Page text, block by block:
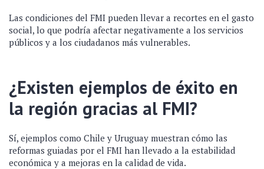
Las condiciones del FMI pueden llevar a recortes en el gasto
social, lo que podría afectar negativamente a los servicios
públicos y a los ciudadanos más vulnerables.
¿Existen ejemplos de éxito en
la región gracias al FMI?
Sí, ejemplos como Chile y Uruguay muestran cómo las
reformas guiadas por el FMI han llevado a la estabilidad
económica y a mejoras en la calidad de vida.